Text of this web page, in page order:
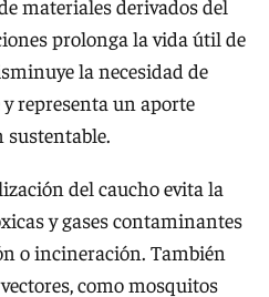
materiales derivados del
prolonga la vida útil de
la necesidad de
representa un aporte
sustentable.
del caucho evita la
y gases contaminantes
o incineración. También
como mosquitos